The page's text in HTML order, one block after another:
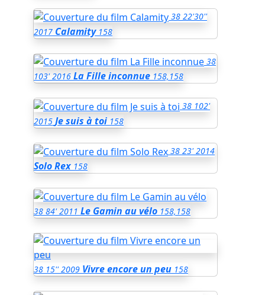
38 22'30''
2017 Calamity 158
38
103' 2016 La Fille inconnue 158,158
38 102'
2015 Je suis à toi 158
38 23' 2014
Solo Rex 158
38 84' 2011 Le Gamin au vélo 158,158
38 15'' 2009 Vivre encore un peu 158